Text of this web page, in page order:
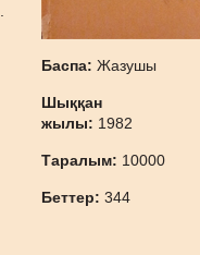
Баспа:Жазушы
Шыққан
жылы: 1982
Таралым: 10000
Беттер:344